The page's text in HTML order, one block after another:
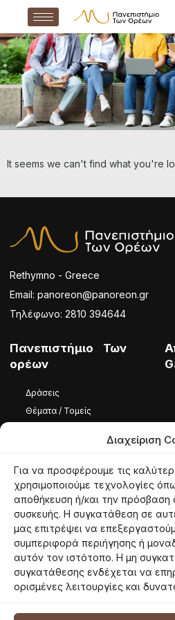
Διαχείριση
Για να προσφέρουμε τις
χρησιμοποιούμε τεχνολογίες
αποθήκευση ή/και την πρόσβαση
συσκευής. Η συγκατάθεση σε
μας επιτρέψει να
συμπεριφορά περιήγησης ή
αυτόν τον ιστότοπο. Η μη
συγκατάθεσης ενδέχεται να
ορισμένες λειτουργίες και
It seems we can't find what you're
Rethymno - Greece
Email: panoreon@panoreon.gr
Τηλέφωνο: 2810 394644
Πανεπιστήμιο Των
ορέων
Δράσεις
Θέματα / Τομείς
Ταυτότητα
Φιλοσοφία
Εθελοντές
© 2026 panoreon.gr | Πανεπιστήμιο
Όροι ΧρήσηςΠολιτική